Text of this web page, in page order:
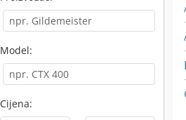
Model:
Cijena: